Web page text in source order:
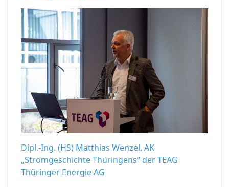
Dipl.-Ing. (HS) Matthias Wenzel, AK
„Stromgeschichte Thüringens“ der TEAG
Thüringer Energie AG